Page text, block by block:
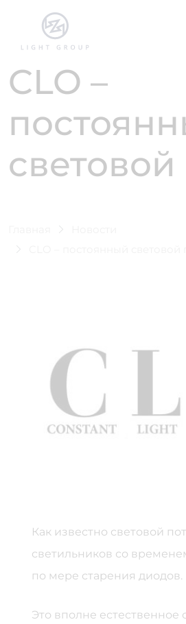
CLO –
световой
Как известно световой
светильников со
по мере старения диодов.
Это вполне естественное